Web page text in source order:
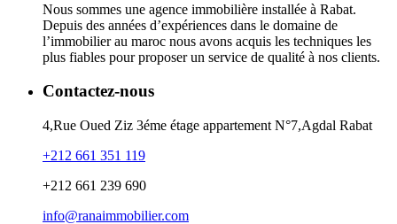
Nous sommes une agence immobilière installée à Rabat.
Depuis des années d’expériences dans le domaine de
l’immobilier au maroc nous avons acquis les techniques les
plus fiables pour proposer un service de qualité à nos clients.
Contactez-nous
4,Rue Oued Ziz 3éme étage appartement N°7,Agdal Rabat
+212 661 351 119
+212 661 239 690
info@ranaimmobilier.com